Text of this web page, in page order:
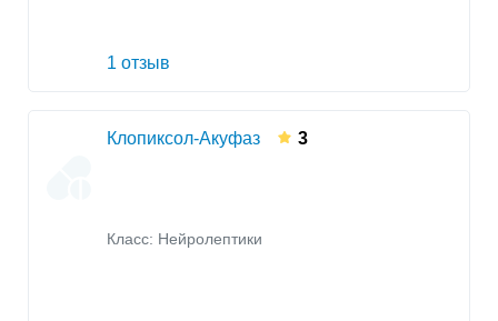
1 отзыв
Клопиксол-Акуфаз 3
Класс: Нейролептики